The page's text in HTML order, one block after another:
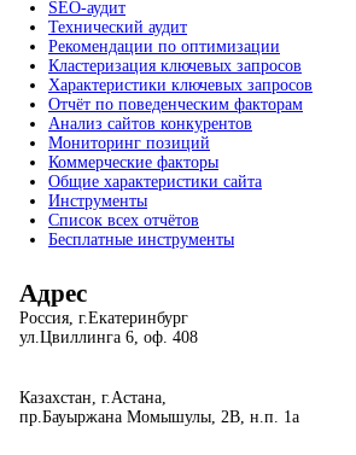
SEO-аудит
Технический аудит
Рекомендации по оптимизации
Кластеризация ключевых запросов
Характеристики ключевых запросов
Отчёт по поведенческим факторам
Анализ сайтов конкурентов
Мониторинг позиций
Коммерческие факторы
Общие характеристики сайта
Инструменты
Список всех отчётов
Бесплатные инструменты
Адрес
Россия, г.Екатеринбург
ул.Цвиллинга 6, оф. 408
Казахстан, г.Астана,
пр.Бауыржана Момышулы, 2В, н.п. 1а